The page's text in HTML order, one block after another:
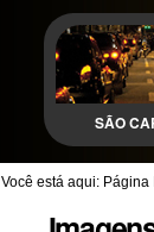
SÃO
Você está aqui: Página